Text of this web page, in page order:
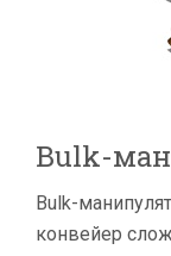
Bulk-
Bulk-
конвейер